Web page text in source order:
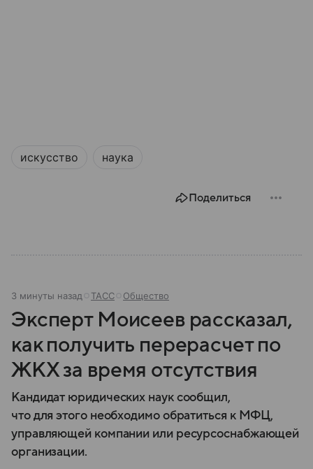
искусство наука
Поделиться
3 минуты назад ТАСС Общество
Эксперт Моисеев рассказал,
как получить перерасчет по
ЖКХ за время отсутствия
Кандидат юридических наук сообщил,
что для этого необходимо обратиться к МФЦ,
управляющей компании или ресурсоснабжающей
организации.